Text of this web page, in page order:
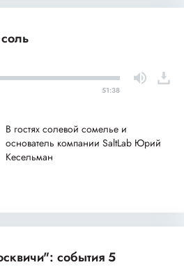
51:38
В гостях солевой сомелье и
основатель компании SaltLab Юрий
Кесельман
события 5